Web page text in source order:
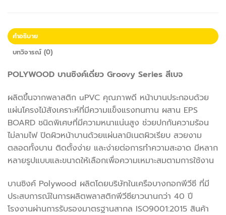
คำอธิบาย
บทวิจารณ์ (0)
POLYWOOD บานซิงค์เดี่ยว Groovy Series สีเบจ
ผลิตขึ้นจากพลาสติก uPVC คุณภาพดี หน้าบานประกอบด้วย
แผ่นโครงไม้สังเคราะห์ที่มีความแข็งแรงทนทาน ผสาน EPS
BOARD ชนิดพิเศษที่มีความหนาแน่นสูง ช่วยปกกันความร้อน
ไม่ลามไฟ ปิดผิวหน้าบานด้วยแผ่นลามิเนตผิวเรียบ สวยงาม
ตลอดทั้งบาน ติดตั้งง่าย และง่ายต่อการทำความสะอาด มีหลาก
หลายรูปแบบและขนาดให้เลือกเพื่อความเหมาะสมตามการใช้งาน
บานซิงค์ Polywood ผลิตโดยบริษัทในเครือบางกอกพีวีซี ที่มี
ประสบการณ์ในการผลิตพลาสติกพีวีซียาวนานกว่า 40 ปี
โรงงานผ่านการรับรองมาตรฐานสากล ISO9001:2015 สินค้า